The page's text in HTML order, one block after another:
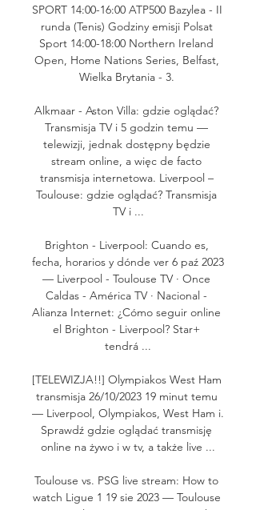
SPORT 14:00-16:00 ATP500 Bazylea - II
runda (Tenis) Godziny emisji Polsat
Sport 14:00-18:00 Northern Ireland
Open, Home Nations Series, Belfast,
Wielka Brytania - 3.
Alkmaar - Aston Villa: gdzie oglądać?
Transmisja TV i 5 godzin temu —
telewizji, jednak dostępny będzie
stream online, a więc de facto
transmisja internetowa. Liverpool –
Toulouse: gdzie oglądać? Transmisja
TV i ...
Brighton - Liverpool: Cuando es,
fecha, horarios y dónde ver 6 paź 2023
— Liverpool - Toulouse TV · Once
Caldas - América TV · Nacional -
Alianza Internet: ¿Cómo seguir online
el Brighton - Liverpool? Star+
tendrá ...
[TELEWIZJA!!] Olympiakos West Ham
transmisja 26/10/2023 19 minut temu
— Liverpool, Olympiakos, West Ham i.
Sprawdź gdzie oglądać transmisję
online na żywo i w tv, a także live ...
Toulouse vs. PSG live stream: How to
watch Ligue 1 19 sie 2023 — Toulouse